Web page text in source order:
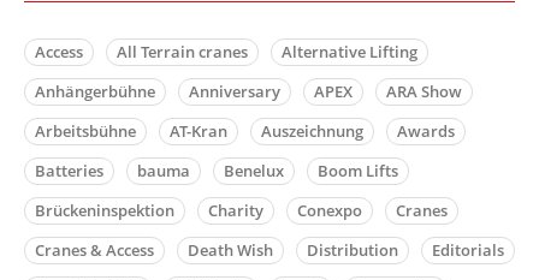
Access All Terrain cranes
Alternative Lifting
Anhängerbühne
Anniversary APEX
ARA Show
Arbeitsbühne
AT-Kran Auszeichnung
Awards
Batteries
bauma Benelux
Boom Lifts
Brückeninspektion
Charity Conexpo
Cranes
Cranes & Access
Death Wish Distribution
Editorials